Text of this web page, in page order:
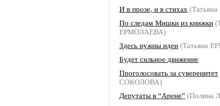
И в прозе, и в стихах
По следам Мишки из книжки
ЕРМОЛАЕВА)
Здесь нужны идеи (Татьяна
Будет сильное движение
Проголосовать за суверенитет
СОКОЛОВА)
Депутаты в “Арене”